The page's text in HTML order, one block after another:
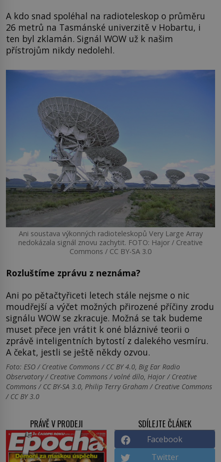
A kdo snad spoléhal na radioteleskop o průměru
26 metrů na Tasmánské univerzitě v Hobartu, i
ten byl zklamán. Signál WOW už k našim
přístrojům nikdy nedolehl.
Ani soustava výkonných radioteleskopů Very Large Array
nedokázala signál znovu zachytit. FOTO: Hajor / Creative
Commons / CC BY-SA 3.0
Rozluštíme zprávu z neznáma?
Ani po pětačtyřiceti letech stále nejsme o nic
moudřejší a výčet možných přirozené příčiny zrodu
signálu WOW se zkracuje. Možná se tak budeme
muset přece jen vrátit k oné bláznivé teorii o
zprávě inteligentních bytostí z dalekého vesmíru.
A čekat, jestli se ještě někdy ozvou.
Foto: ESO / Creative Commons / CC BY 4.0, Big Ear Radio
Observatory / Creative Commons / volné dílo, Hajor / Creative
Commons / CC BY-SA 3.0, Philip Terry Graham / Creative Commons
/ CC BY 3.0
PRÁVĚ V PRODEJI SDÍLEJTE ČLÁNEK
Facebook
Twitter